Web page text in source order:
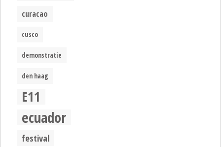
curacao
cusco
demonstratie
den haag
E11
ecuador
festival